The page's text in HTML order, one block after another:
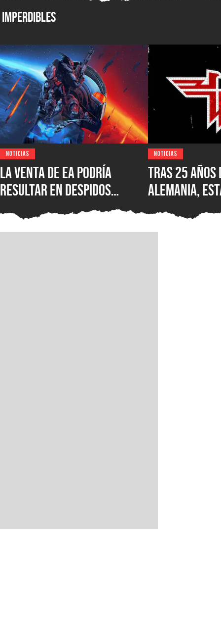
Imperdibles
NOTICIAS
La venta de EA podría
resultar en despidos
masivos y la venta de
estudios como BioWare,
NOTICIAS
Tras 25 años
Alemania,
disponible